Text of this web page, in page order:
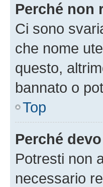
Perché non
Ci sono
che nome
questo,
bannato o
Top
Perché
Potresti non
necessario